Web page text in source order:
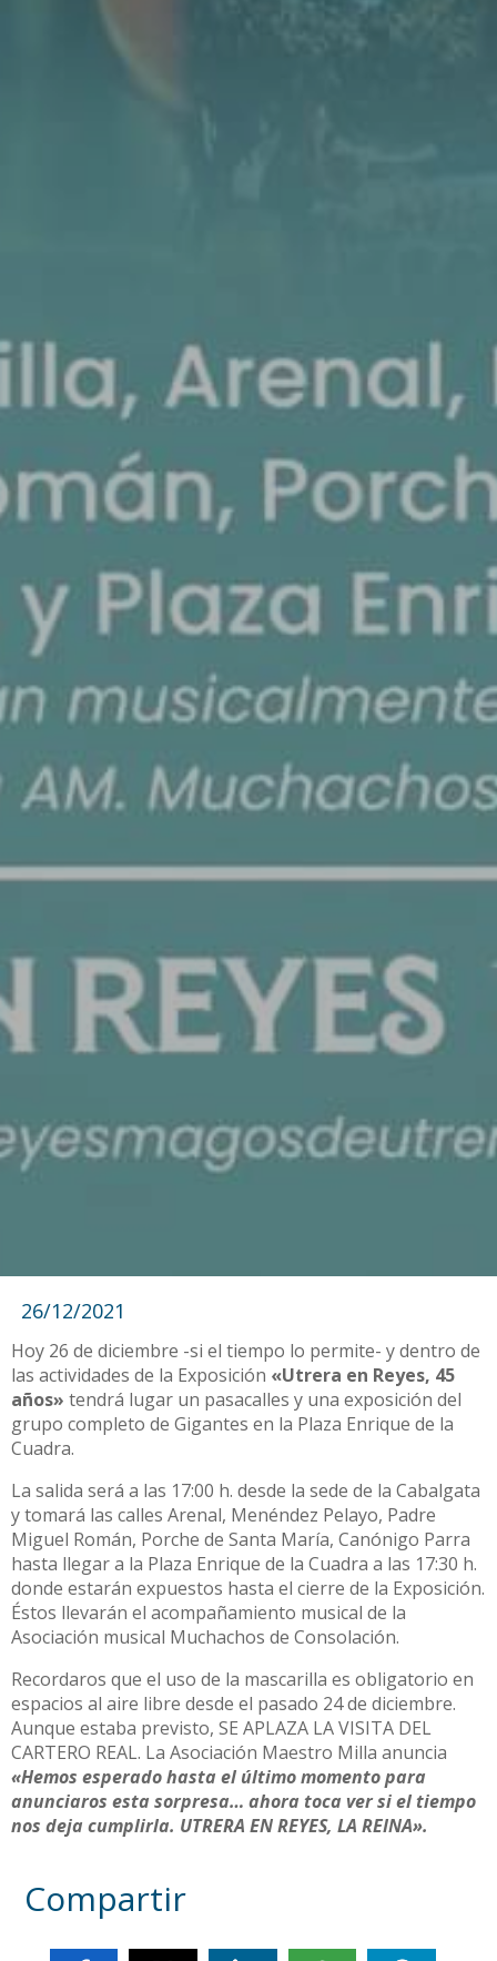
26/12/2021
Hoy 26 de diciembre -si el tiempo lo permite- y dentro de
las actividades de la Exposición «Utrera en Reyes, 45
años» tendrá lugar un pasacalles y una exposición del
grupo completo de Gigantes en la Plaza Enrique de la
Cuadra.
La salida será a las 17:00 h. desde la sede de la Cabalgata
y tomará las calles Arenal, Menéndez Pelayo, Padre
Miguel Román, Porche de Santa María, Canónigo Parra
hasta llegar a la Plaza Enrique de la Cuadra a las 17:30 h.
donde estarán expuestos hasta el cierre de la Exposición.
Éstos llevarán el acompañamiento musical de la
Asociación musical Muchachos de Consolación.
Recordaros que el uso de la mascarilla es obligatorio en
espacios al aire libre desde el pasado 24 de diciembre.
Aunque estaba previsto, SE APLAZA LA VISITA DEL
CARTERO REAL. La Asociación Maestro Milla anuncia
«Hemos esperado hasta el último momento para
anunciaros esta sorpresa… ahora toca ver si el tiempo
nos deja cumplirla. UTRERA EN REYES, LA REINA».
Compartir